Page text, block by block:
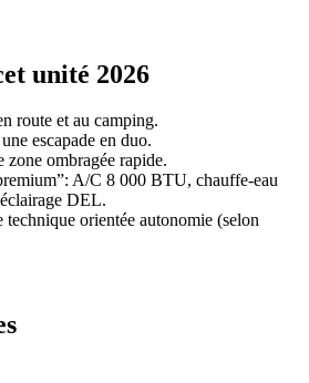
unité 2026
route et au camping.
escapade en duo.
ombragée rapide.
A/C 8 000 BTU, chauffe-eau
DEL.
technique orientée autonomie (selon